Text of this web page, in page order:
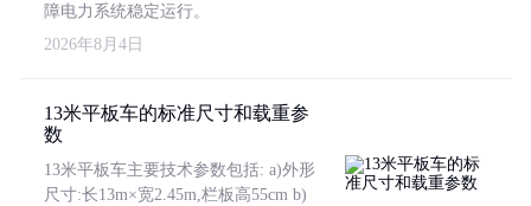
障电力系统稳定运行。
2026年8月4日
13米平板车的标准尺寸和载重参
数
13米平板车主要技术参数包括: a)外形
尺寸:长13m×宽2.45m,栏板高55cm b)